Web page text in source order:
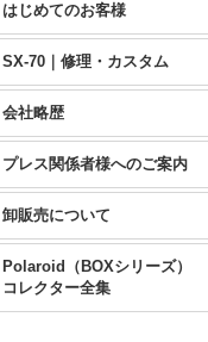
はじめてのお客様
SX-70｜修理・カスタム
会社略歴
プレス関係者様へのご案内
卸販売について
Polaroid（BOXシリーズ）
コレクター全集